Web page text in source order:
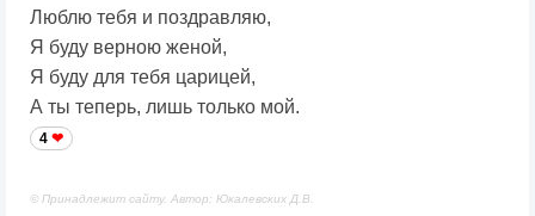
Люблю тебя и поздравляю,
Я буду верною женой,
Я буду для тебя царицей,
А ты теперь, лишь только мой.
4
© Принадлежит сайту. Автор: Юкалевских Д.В.